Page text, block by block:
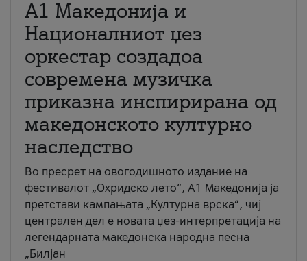
А1 Македонија и
Националниот џез
оркестар создадоа
современа музичка
приказна инспирирана од
македонското културно
наследство
Во пресрет на овогодишното издание на
фестивалот „Охридско лето“, А1 Македонија ја
претстави кампањата „Културна врска“, чиј
централен дел е новата џез-интерпретација на
легендарната македонска народна песна
„Билјан